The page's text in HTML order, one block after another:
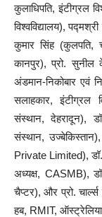
कुलाधिपति, इंटीग्रल
विश्वविद्यालय),
कुमार सिंह (कुलपति,
कानपुर), प्रो. सुनील
अंडमान-निकोबार एवं
सलाहकार, इंटीग्रल
संस्थान, देहरादून), डॉ.
संस्थान,
Private Limited),
अध्यक्ष, CASMB),
चैप्टर), और प्रो.
हब, RMIT,